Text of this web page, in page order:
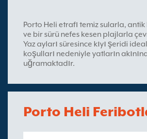
Porto Heli etrafı temiz sularla, antik
ve bir sürü nefes kesen plajlarla
Yaz ayları süresince kıyı şeridi
koşulları nedeniyle yatların
uğramaktadır.
Porto Heli